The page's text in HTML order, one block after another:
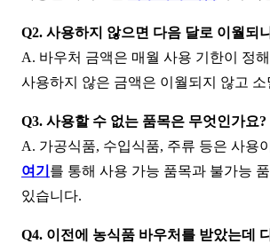
Q2. 사용하지 않으면 다음 달로 이월되
A. 바우처 금액은 매월 사용 기한이 정
사용하지 않은 금액은 이월되지 않고 소
Q3. 사용할 수 없는 품목은 무엇인가요?
A. 가공식품, 수입식품, 주류 등은 사용
여기 를 통해 사용 가능 품목과 불가능
있습니다.
Q4. 이전에 농식품 바우처를 받았는데